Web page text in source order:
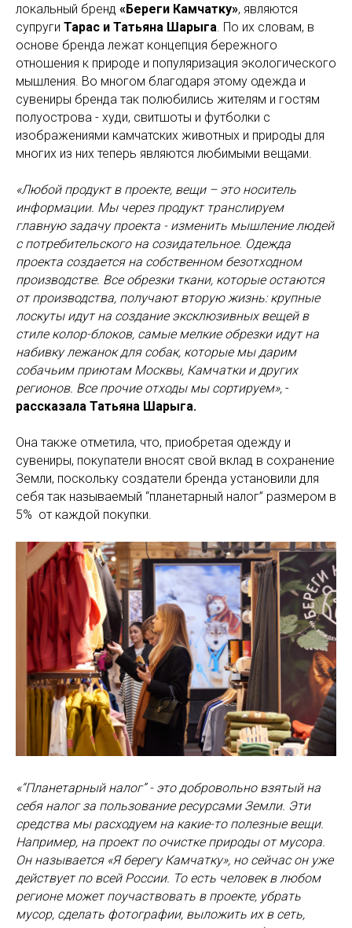
локальный бренд «Береги Камчатку», являются
супруги Тарас и Татьяна Шарыга. По их словам, в
основе бренда лежат концепция бережного
отношения к природе и популяризация экологического
мышления. Во многом благодаря этому одежда и
сувениры бренда так полюбились жителям и гостям
полуострова - худи, свитшоты и футболки с
изображениями камчатских животных и природы для
многих из них теперь являются любимыми вещами.
«Любой продукт в проекте, вещи – это носитель
информации. Мы через продукт транслируем
главную задачу проекта - изменить мышление людей
с потребительского на созидательное. Одежда
проекта создается на собственном безотходном
производстве. Все обрезки ткани, которые остаются
от производства, получают вторую жизнь: крупные
лоскуты идут на создание эксклюзивных вещей в
стиле колор-блоков, самые мелкие обрезки идут на
набивку лежанок для собак, которые мы дарим
собачьим приютам Москвы, Камчатки и других
регионов. Все прочие отходы мы сортируем», -
рассказала Татьяна Шарыга.
Она также отметила, что, приобретая одежду и
сувениры, покупатели вносят свой вклад в сохранение
Земли, поскольку создатели бренда установили для
себя так называемый “планетарный налог” размером в
5% от каждой покупки.
«“Планетарный налог” - это добровольно взятый на
себя налог за пользование ресурсами Земли. Эти
средства мы расходуем на какие-то полезные вещи.
Например, на проект по очистке природы от мусора.
Он называется «Я берегу Камчатку», но сейчас он уже
действует по всей России. То есть человек в любом
регионе может поучаствовать в проекте, убрать
мусор, сделать фотографии, выложить их в сеть,